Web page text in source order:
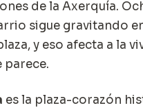
de la Axerquía.
sigue gravitando
y eso afecta a la
parece.
es la plaza-corazón